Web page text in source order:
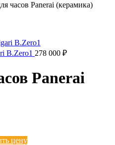
часов Panerai (керамика)
B.Zero1 278 000 ₽
Panerai
цену